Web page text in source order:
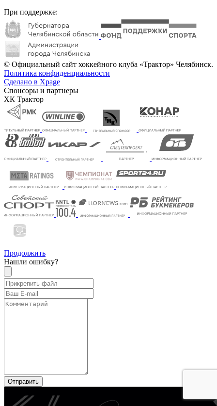
При поддержке:
© Официальный сайт хоккейного клуба «Трактор» Челябинск.
Политика конфиденциальности
Сделано в Xpage
Спонсоры и партнеры
ХК Трактор
Продолжить
Нашли ошибку?